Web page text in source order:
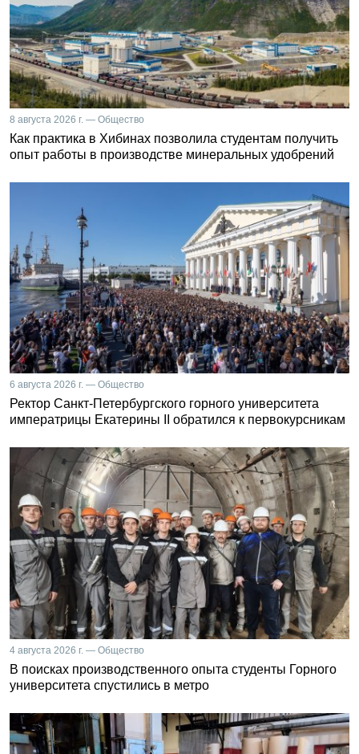
8 августа 2026 г. — Общество
Как практика в Хибинах позволила студентам получить
опыт работы в производстве минеральных удобрений
6 августа 2026 г. — Общество
Ректор Санкт-Петербургского горного университета
императрицы Екатерины II обратился к первокурсникам
4 августа 2026 г. — Общество
В поисках производственного опыта студенты Горного
университета спустились в метро